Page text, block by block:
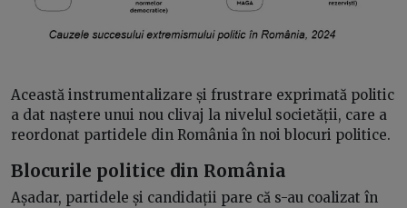
Această instrumentalizare și frustrare exprimată politic
a dat naștere unui nou clivaj la nivelul societății, care a
reordonat partidele din România în noi blocuri politice.
Blocurile politice din România
Așadar, partidele și candidații pare că s-au coalizat în